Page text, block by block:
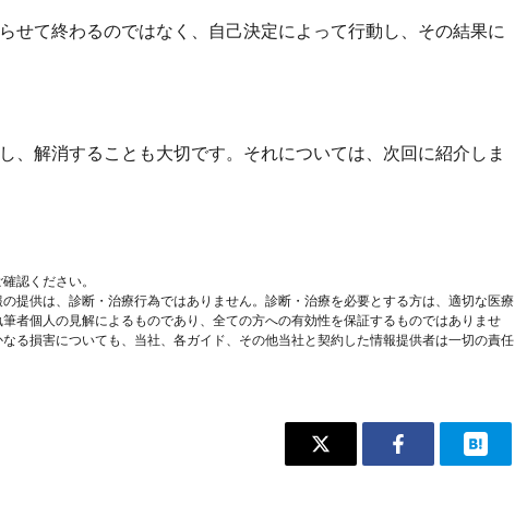
せて終わるのではなく、自己決定によって行動し、その結果に
、解消することも大切です。それについては、次回に紹介しま
認ください。
提供は、診断・治療行為ではありません。診断・治療を必要とする方は、適切な医療
者個人の見解によるものであり、全ての方への有効性を保証するものではありませ
る損害についても、当社、各ガイド、その他当社と契約した情報提供者は一切の責任